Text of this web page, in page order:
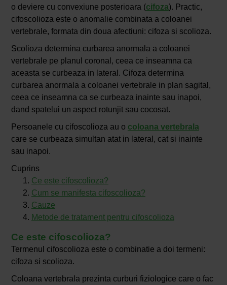
o deviere cu convexiune posterioara (cifoza). Practic,
cifoscolioza este o anomalie combinata a coloanei
vertebrale, formata din doua afectiuni: cifoza si scolioza.
Scolioza determina curbarea anormala a coloanei
vertebrale pe planul coronal, ceea ce inseamna ca
aceasta se curbeaza in lateral. Cifoza determina
curbarea anormala a coloanei vertebrale in plan sagital,
ceea ce inseamna ca se curbeaza inainte sau inapoi,
dand spatelui un aspect rotunjit sau cocosat.
Persoanele cu cifoscolioza au o coloana vertebrala
care se curbeaza simultan atat in lateral, cat si inainte
sau inapoi.
Cuprins
Ce este cifoscolioza?
Cum se manifesta cifoscolioza?
Cauze
Metode de tratament pentru cifoscolioza
Ce este cifoscolioza?
Termenul cifoscolioza este o combinatie a doi termeni:
cifoza si scolioza.
Coloana vertebrala prezinta curburi fiziologice care o fac